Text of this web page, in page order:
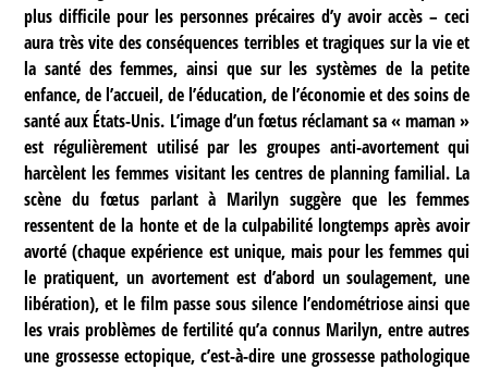
plus difficile pour les personnes précaires d’y avoir accès – ceci
aura très vite des conséquences terribles et tragiques sur la vie et
la santé des femmes, ainsi que sur les systèmes de la petite
enfance, de l’accueil, de l’éducation, de l’économie et des soins de
santé aux États-Unis. L’image d’un fœtus réclamant sa « maman »
est régulièrement utilisé par les groupes anti-avortement qui
harcèlent les femmes visitant les centres de planning familial. La
scène du fœtus parlant à Marilyn suggère que les femmes
ressentent de la honte et de la culpabilité longtemps après avoir
avorté (chaque expérience est unique, mais pour les femmes qui
le pratiquent, un avortement est d’abord un soulagement, une
libération), et le film passe sous silence l’endométriose ainsi que
les vrais problèmes de fertilité qu’a connus Marilyn, entre autres
une grossesse ectopique, c’est-à-dire une grossesse pathologique